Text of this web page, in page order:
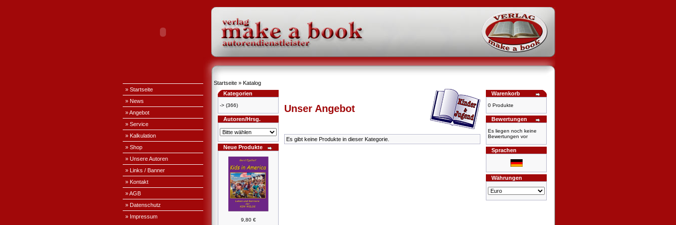
» Startseite
» News
» Angebot
» Service
» Kalkulation
» Shop
» Unsere Autoren
» Links / Banner
» Kontakt
» AGB
» Datenschutz
» Impressum
Startseite » Katalog
Kategorien
-> (366)
Autoren/Hrsg.
Neue Produkte
9,80 €
Unser Angebot
Es gibt keine Produkte in dieser Kategorie.
Warenkorb
0 Produkte
Bewertungen
Es liegen noch keine
Bewertungen vor
Sprachen
Währungen